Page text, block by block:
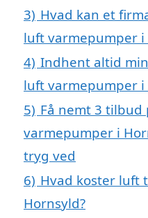
3) Hvad kan et
luft varmepumper
4) Indhent altid
luft varmepumper i
5) Få nemt 3
varmepumper i
tryg ved
6) Hvad koster luft
Hornsyld?